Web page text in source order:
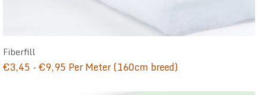
Fiberfill
€3,45 -€9,95 Prijsklasse:
Per Meter (160cm breed)